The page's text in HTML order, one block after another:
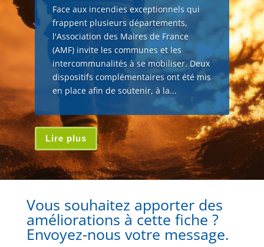
Face aux incendies exceptionnels qui
frappent plusieurs départements,
l'Association des Maires de France
(AMF) invite les communes et les
intercommunalités à se mobiliser. Deux
dispositifs complémentaires ont été mis
en place afin de soutenir, à la...
Lire plus
Vous souhaitez apporter des
améliorations à cette fiche ?
Envoyez-nous votre message.